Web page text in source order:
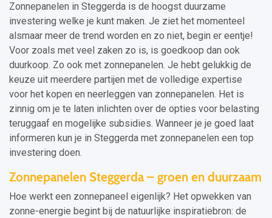
Zonnepanelen in Steggerda is de hoogst duurzame
investering welke je kunt maken. Je ziet het momenteel
alsmaar meer de trend worden en zo niet, begin er eentje!
Voor zoals met veel zaken zo is, is goedkoop dan ook
duurkoop. Zo ook met zonnepanelen. Je hebt gelukkig de
keuze uit meerdere partijen met de volledige expertise
voor het kopen en neerleggen van zonnepanelen. Het is
zinnig om je te laten inlichten over de opties voor belasting
teruggaaf en mogelijke subsidies. Wanneer je je goed laat
informeren kun je in Steggerda met zonnepanelen een top
investering doen.
Zonnepanelen Steggerda – groen en duurzaam
Hoe werkt een zonnepaneel eigenlijk? Het opwekken van
zonne-energie begint bij de natuurlijke inspiratiebron: de